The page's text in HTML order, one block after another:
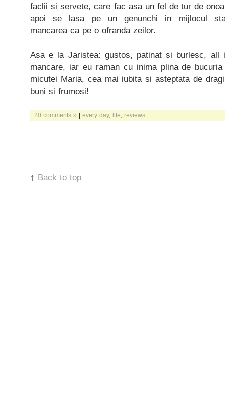
faclii si servete, care fac asa un fel de tur de
apoi se lasa pe un genunchi in mijlocul
mancarea ca pe o ofranda zeilor.
Asa e la Jaristea: gustos, patinat si burlesc, all
mancare, iar eu raman cu inima plina de
micutei Maria, cea mai iubita si asteptata de
buni si frumosi!
20 comments » | every day, life reviews
↑ Back to top